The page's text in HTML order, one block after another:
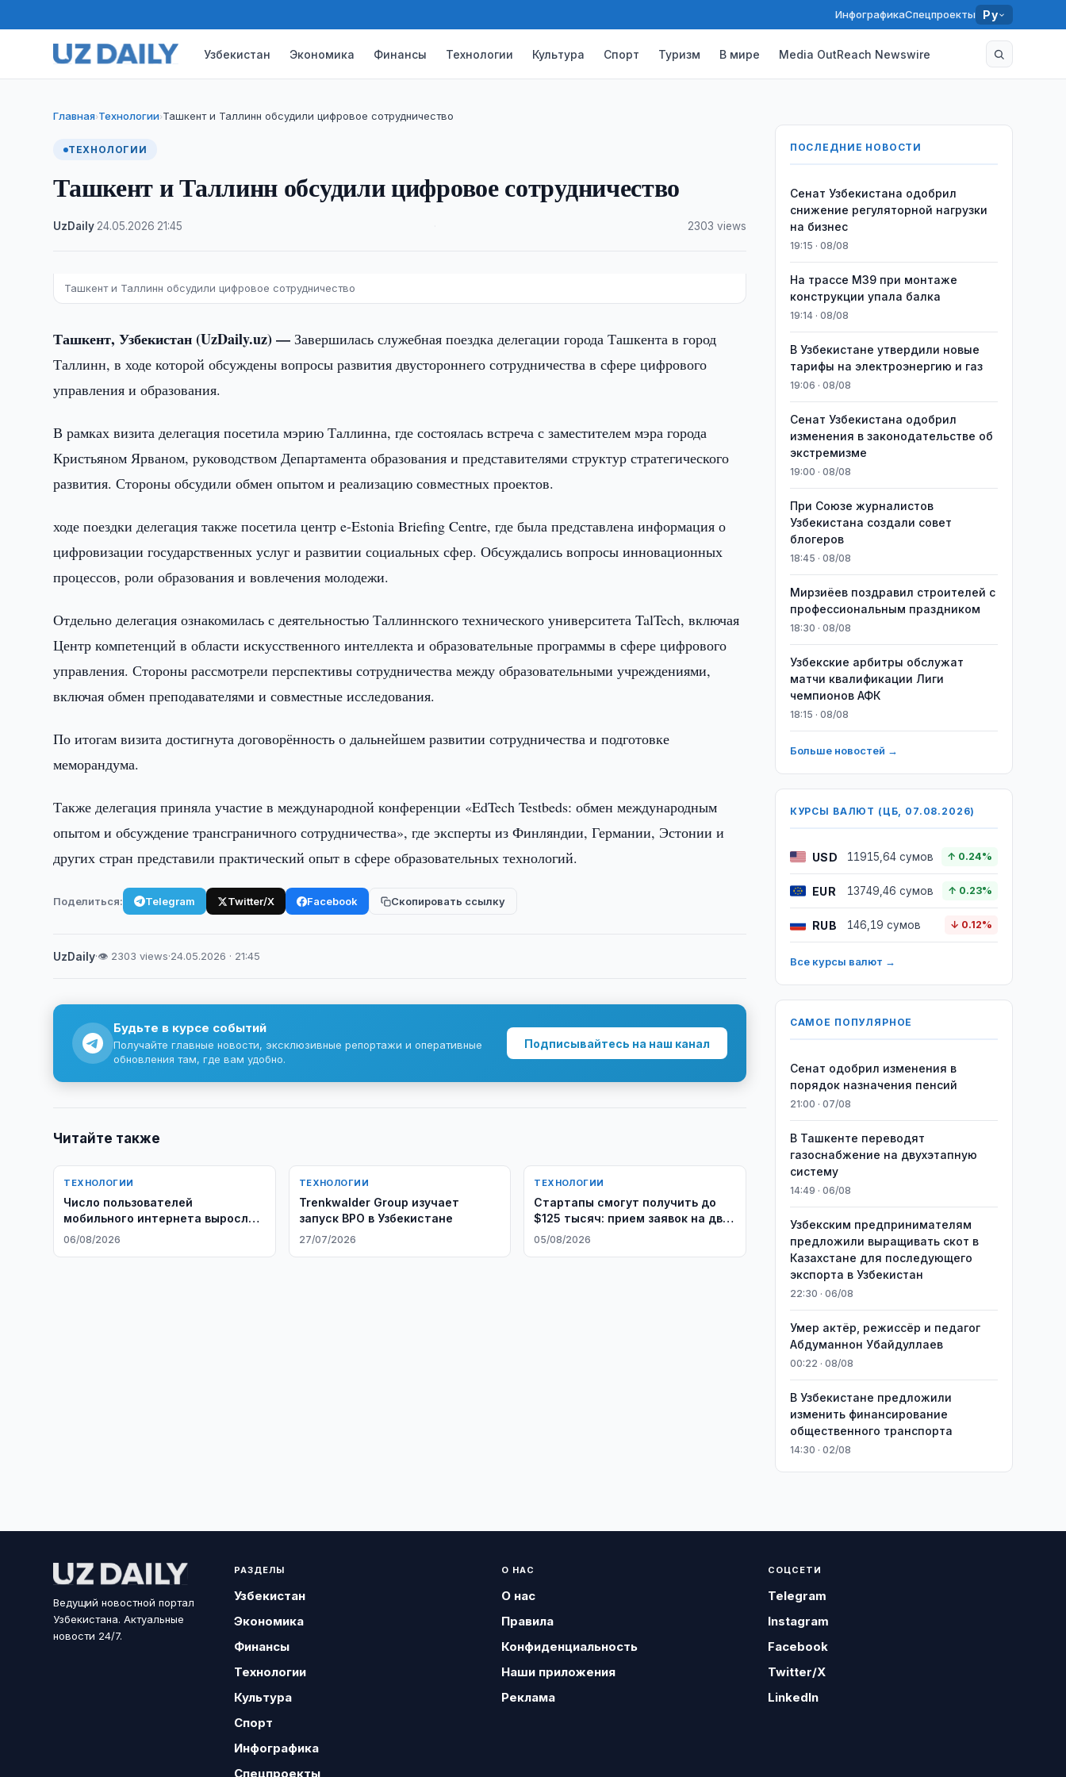
ИнфографикаСпецпроекты Ру
Узбекистан Экономика Финансы Технологии Культура Спорт Туризм В мире Media OutReach Newswire
Главная›Технологии›Ташкент и Таллинн обсудили цифровое сотрудничество
ТЕХНОЛОГИИ
Ташкент и Таллинн обсудили цифровое сотрудничество
UzDaily 24.05.2026 21:45 2303 views
Ташкент и Таллинн обсудили цифровое сотрудничество
Ташкент, Узбекистан (UzDaily.uz) —Завершилась служебная поездка делегации города Ташкента в город
Таллинн, в ходе которой обсуждены вопросы развития двустороннего сотрудничества в сфере цифрового
управления и образования.
В рамках визита делегация посетила мэрию Таллинна, где состоялась встреча с заместителем мэра города
Кристьяном Ярваном, руководством Департамента образования и представителями структур стратегического
развития. Стороны обсудили обмен опытом и реализацию совместных проектов.
ходе поездки делегация также посетила центр e-Estonia Briefing Centre, где была представлена информация о
цифровизации государственных услуг и развитии социальных сфер. Обсуждались вопросы инновационных
процессов, роли образования и вовлечения молодежи.
Отдельно делегация ознакомилась с деятельностью Таллиннского технического университета TalTech, включая
Центр компетенций в области искусственного интеллекта и образовательные программы в сфере цифрового
управления. Стороны рассмотрели перспективы сотрудничества между образовательными учреждениями,
включая обмен преподавателями и совместные исследования.
По итогам визита достигнута договорённость о дальнейшем развитии сотрудничества и подготовке
меморандума.
Также делегация приняла участие в международной конференции «EdTech Testbeds: обмен международным
опытом и обсуждение трансграничного сотрудничества», где эксперты из Финляндии, Германии, Эстонии и
других стран представили практический опыт в сфере образовательных технологий.
Поделиться: Telegram Twitter/X Facebook Скопировать ссылку
UzDaily·👁 2303 views·24.05.2026 · 21:45
Будьте в курсе событий
Получайте главные новости, эксклюзивные репортажи и оперативные
обновления там, где вам удобно.
Подписывайтесь на наш канал
Читайте также
ТЕХНОЛОГИИ
Число пользователей
мобильного интернета выросло в
4,3 раза
06/08/2026
ТЕХНОЛОГИИ
Trenkwalder Group изучает
запуск BPO в Узбекистане
27/07/2026
ТЕХНОЛОГИИ
Стартапы смогут получить до
$125 тысяч: прием заявок на два
президентских конкурса
05/08/2026
ПОСЛЕДНИЕ НОВОСТИ
Сенат Узбекистана одобрил
снижение регуляторной нагрузки
на бизнес
19:15 · 08/08
На трассе M39 при монтаже
конструкции упала балка
19:14 · 08/08
В Узбекистане утвердили новые
тарифы на электроэнергию и газ
19:06 · 08/08
Сенат Узбекистана одобрил
изменения в законодательстве об
экстремизме
19:00 · 08/08
При Союзе журналистов
Узбекистана создали совет
блогеров
18:45 · 08/08
Мирзиёев поздравил строителей с
профессиональным праздником
18:30 · 08/08
Узбекские арбитры обслужат
матчи квалификации Лиги
чемпионов АФК
18:15 · 08/08
Больше новостей →
КУРСЫ ВАЛЮТ (ЦБ, 07.08.2026)
USD 11915,64 сумов ↑ 0.24%
EUR 13749,46 сумов ↑ 0.23%
RUB 146,19 сумов ↓ 0.12%
Все курсы валют →
САМОЕ ПОПУЛЯРНОЕ
Сенат одобрил изменения в
порядок назначения пенсий
21:00 · 07/08
В Ташкенте переводят
газоснабжение на двухэтапную
систему
14:49 · 06/08
Узбекским предпринимателям
предложили выращивать скот в
Казахстане для последующего
экспорта в Узбекистан
22:30 · 06/08
Умер актёр, режиссёр и педагог
Абдуманнон Убайдуллаев
00:22 · 08/08
В Узбекистане предложили
изменить финансирование
общественного транспорта
14:30 · 02/08
Ведущий новостной портал
Узбекистана. Актуальные
новости 24/7.
РАЗДЕЛЫ
Узбекистан
Экономика
Финансы
Технологии
Культура
Спорт
Инфографика
Спецпроекты
О НАС
О нас
Правила
Конфиденциальность
Наши приложения
Реклама
СОЦСЕТИ
Telegram
Instagram
Facebook
Twitter/X
LinkedIn